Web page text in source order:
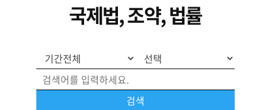
국제법, 조약, 법률